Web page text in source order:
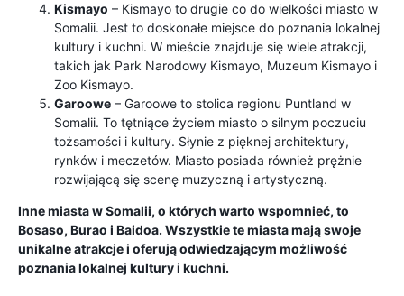
Kismayo – Kismayo to drugie co do wielkości miasto w
Somalii. Jest to doskonałe miejsce do poznania lokalnej
kultury i kuchni. W mieście znajduje się wiele atrakcji,
takich jak Park Narodowy Kismayo, Muzeum Kismayo i
Zoo Kismayo.
Garoowe – Garoowe to stolica regionu Puntland w
Somalii. To tętniące życiem miasto o silnym poczuciu
tożsamości i kultury. Słynie z pięknej architektury,
rynków i meczetów. Miasto posiada również prężnie
rozwijającą się scenę muzyczną i artystyczną.
Inne miasta w Somalii, o których warto wspomnieć, to
Bosaso, Burao i Baidoa. Wszystkie te miasta mają swoje
unikalne atrakcje i oferują odwiedzającym możliwość
poznania lokalnej kultury i kuchni.